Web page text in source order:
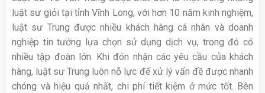
luật sư giỏi tại tỉnh Vĩnh Long, với hơn 10 năm kinh nghiệm,
luật sư Trung được nhiều khách hàng cá nhân và doanh
nghiệp tin tưởng lựa chọn sử dụng dịch vụ, trong đó có
nhiều tập đoàn lớn. Khi đón nhận các yêu cầu của khách
hàng, luật sư Trung luôn nỗ lực để xử lý vấn đề được nhanh
chóng và hiệu quả nhất, chi phí tiết kiệm ở mức tốt. Bên